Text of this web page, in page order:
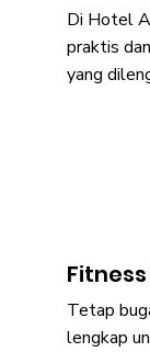
Di Hotel
praktis
yang
Tetap
lengkap